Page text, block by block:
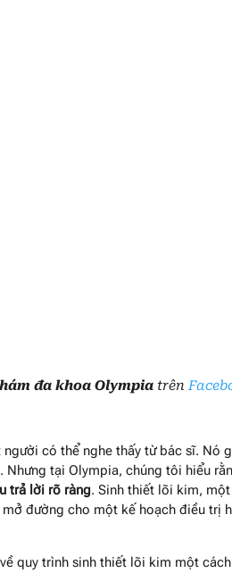
đa khoa Olympia trên
có thể nghe thấy từ bác sĩ. Nó
tại Olympia, chúng tôi hiểu
trả lời rõ ràng. Sinh thiết lõi kim,
đường cho một kế hoạch điều trị
quy trình sinh thiết lõi kim một cách